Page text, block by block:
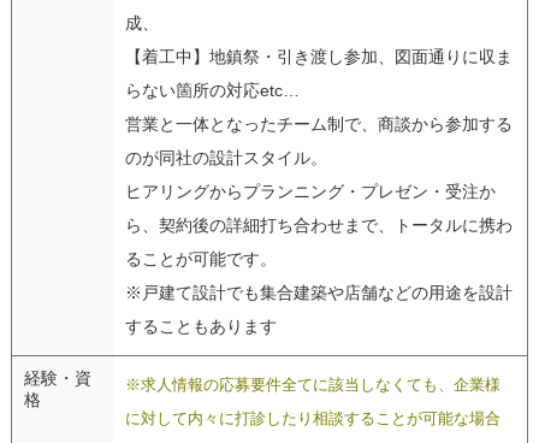
成、
【着工中】地鎮祭・引き渡し参加、図面通りに収ま
らない箇所の対応etc…
営業と一体となったチーム制で、商談から参加する
のが同社の設計スタイル。
ヒアリングからプランニング・プレゼン・受注か
ら、契約後の詳細打ち合わせまで、トータルに携わ
ることが可能です。
※戸建て設計でも集合建築や店舗などの用途を設計
することもあります
経験・資
格
※求人情報の応募要件全てに該当しなくても、企業様
に対して内々に打診したり相談することが可能な場合